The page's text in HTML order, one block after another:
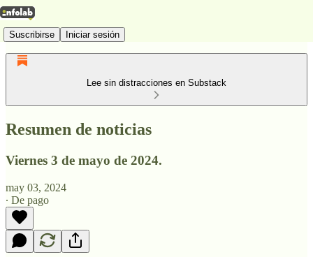
Suscribirse Iniciar sesión
Lee sin distracciones en Substack
Resumen de noticias
Viernes 3 de mayo de 2024.
may 03, 2024
∙ De pago